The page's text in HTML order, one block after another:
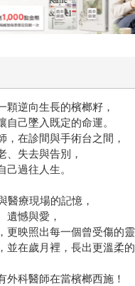
顆逆向生長的檳榔籽，
自己墜入既定的命運。
，在診間與手術台之間，
、失去與告別，
己過往人生。
醫療現場的記憶，
遺憾與愛，
更映照出每一個曾受傷的靈
並在歲月裡，長出更溫柔的
外科醫師在當檳榔西施！